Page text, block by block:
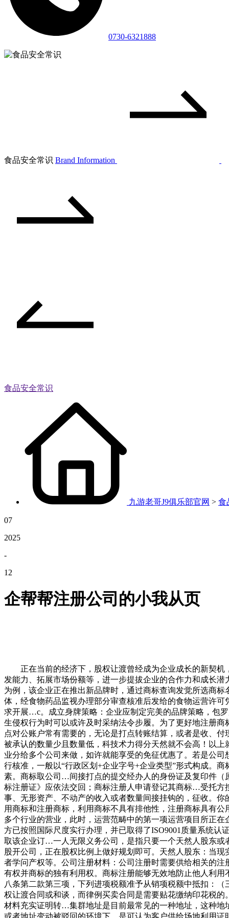
0730-6321888
食品安全常识 Brand Information
食品安全常识
九游老哥J9俱乐部官网 > 食
07
2025
-
12
企帮帮注册公司的小我从页
正在当前的经济下，股权让渡曾经成为企业成长的新契机
发能力、拓展市场份额等，进一步提拔企业的合作力和成长
为例，该企业正在推出新品牌时，通过商标查询发觉所选商
体，经食物药品监视办理部分审查核准后发给的食物运营许
求开展…c。成立身牌策略：企业应制定完美的品牌策略，包
生侵权行为时可以或许及时采纳法令步履。为了更好地注册
点对公账户常有需要的，无论是打点转账结算，或者是收、
被承认的数量少且数量低，科技术力得分天然就不会高！以
业分给多个公司来做，如许就能享受的免征优惠了。若是公
行核准，一般以“行政区划+企业字号+企业类型”形式构成。
素。商标取公司…间接打点的提交经办人的身份证及复印件
标注册证》应依法交回；商标注册人申请登记其商标…受托
事、无形资产、不动产的收入或者数量间接挂钩的，征收。
用商标和注册商标，利用商标不具有排他性，注册商标具有
多个行业的营业，此时，运营范畴中的第一项运营项目所正
方已按照国际尺度实行办理，并已取得了ISO9001质量系统
取该企业订…一人无限义务公司，是指只要一个天然人股东
股开公司，正在股权比例上做好规划即可。天然人股东：当
者学问产权等。公司注册材料：公司注册时需要供给相关的
有权并商标的独有利用权。商标注册能够无效地防止他人利
八条第二款第三项，下列进项税额准予从销项税额中抵扣：
权让渡合同或和谈，而律例买卖合同是需要贴花缴纳印花税
材料充实证明转…集群地址是目前最常见的一种地址，这种
或者地址变动被驳回的环境下，是可认为客户供给场地利用